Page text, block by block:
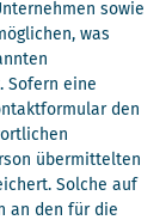
sowie
was
Sofern eine
den
übermittelten
Solche auf
an den für die